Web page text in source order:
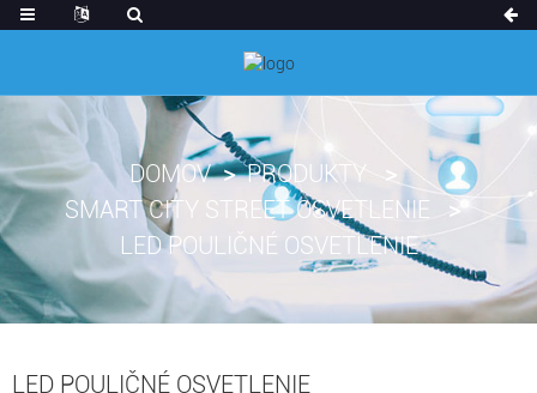
DOMOV
PRODUKTY
SMART CITY STREET OSVETLENIE
LED POULIČNÉ OSVETLENIE
LED POULIČNÉ OSVETLENIE